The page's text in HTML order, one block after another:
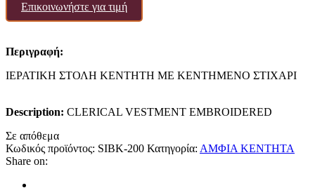
Επικοινωνήστε για τιμή
Περιγραφή:
ΙΕΡΑΤΙΚΗ ΣΤΟΛΗ ΚΕΝΤΗΤΗ ΜΕ ΚΕΝΤΗΜΕΝΟ ΣΤΙΧΑΡΙ
Description: CLERICAL VESTMENT EMBROIDERED
Σε απόθεμα
Κωδικός προϊόντος: SIBK-200 Κατηγορία: ΑΜΦΙΑ ΚΕΝΤΗΤΑ
Share on: